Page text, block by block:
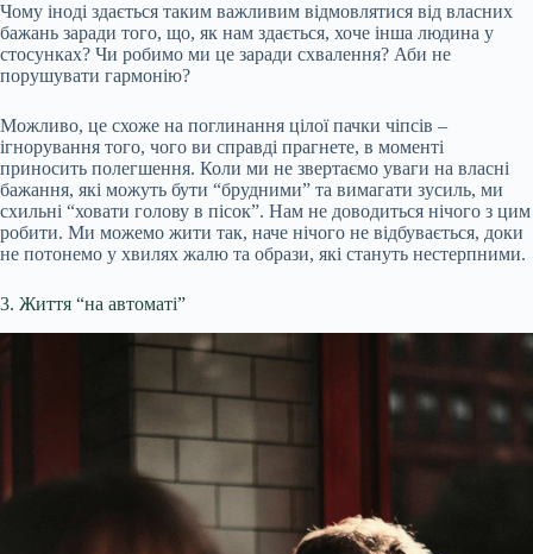
Чому іноді здається таким важливим відмовлятися від власних
бажань заради того, що, як нам здається, хоче інша людина у
стосунках? Чи робимо ми це заради схвалення? Аби не
порушувати гармонію?
Можливо, це схоже на поглинання цілої пачки чіпсів –
ігнорування того, чого ви справді прагнете, в моменті
приносить полегшення. Коли ми не звертаємо уваги на власні
бажання, які можуть бути “брудними” та вимагати зусиль, ми
схильні “ховати голову в пісок”. Нам не доводиться нічого з цим
робити. Ми можемо жити так, наче нічого не відбувається, доки
не потонемо у хвилях жалю та образи, які стануть нестерпними.
3. Життя “на автоматі”